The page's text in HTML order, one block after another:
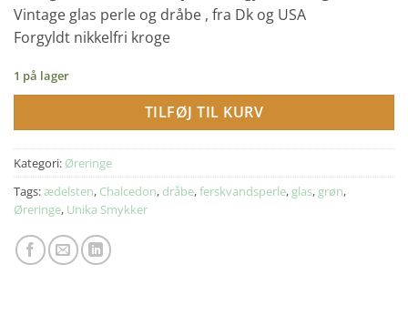
Vintage glas perle og dråbe , fra Dk og USA
Forgyldt nikkelfri kroge
1 på lager
TILFØJ TIL KURV
Kategori: Øreringe
Tags:ædelsten, Chalcedon, dråbe,ferskvandsperle, glas, grøn,
Øreringe, Unika Smykker